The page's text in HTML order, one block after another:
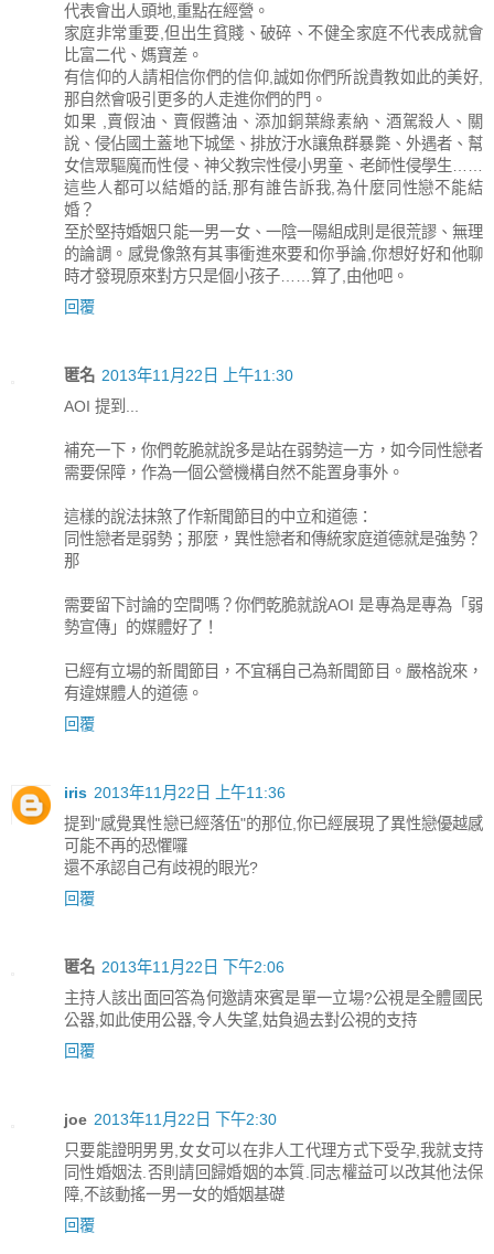
代表會出人頭地,重點在經營。
家庭非常重要,但出生貧賤、破碎、不健全家庭不代表成就會
比富二代、媽寶差。
有信仰的人請相信你們的信仰,誠如你們所說貴教如此的美好,
那自然會吸引更多的人走進你們的門。
如果 ,賣假油、賣假醬油、添加銅葉綠素納、酒駕殺人、關
說、侵佔國土蓋地下城堡、排放汙水讓魚群暴斃、外遇者、幫
女信眾驅魔而性侵、神父教宗性侵小男童、老師性侵學生……
這些人都可以結婚的話,那有誰告訴我,為什麼同性戀不能結
婚？
至於堅持婚姻只能一男一女、一陰一陽組成則是很荒謬、無理
的論調。感覺像煞有其事衝進來要和你爭論,你想好好和他聊
時才發現原來對方只是個小孩子……算了,由他吧。
回覆
匿名 2013年11月22日 上午11:30
AOI 提到...
補充一下，你們乾脆就說多是站在弱勢這一方，如今同性戀者
需要保障，作為一個公營機構自然不能置身事外。
這樣的說法抹煞了作新聞節目的中立和道德：
同性戀者是弱勢；那麼，異性戀者和傳統家庭道德就是強勢？
那
需要留下討論的空間嗎？你們乾脆就說AOI 是專為是專為「弱
勢宣傳」的媒體好了！
已經有立場的新聞節目，不宜稱自己為新聞節目。嚴格說來，
有違媒體人的道德。
回覆
iris 2013年11月22日 上午11:36
提到"感覺異性戀已經落伍"的那位,你已經展現了異性戀優越感
可能不再的恐懼囉
還不承認自己有歧視的眼光?
回覆
匿名 2013年11月22日 下午2:06
主持人該出面回答為何邀請來賓是單一立場?公視是全體國民
公器,如此使用公器,令人失望,姑負過去對公視的支持
回覆
joe 2013年11月22日 下午2:30
只要能證明男男,女女可以在非人工代理方式下受孕,我就支持
同性婚姻法.否則請回歸婚姻的本質.同志權益可以改其他法保
障,不該動搖一男一女的婚姻基礎
回覆